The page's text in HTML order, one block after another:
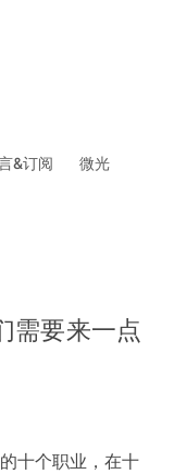
&订阅 微光
需要来一点
十个职业，在十